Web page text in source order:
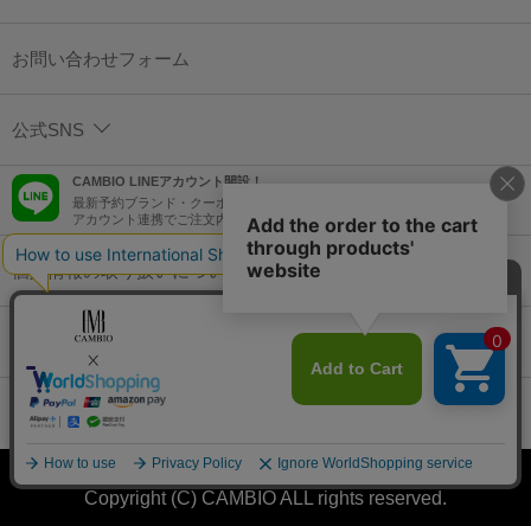
お問い合わせフォーム
公式SNS
CAMBIO LINEアカウント開設！
最新予約ブランド・クーポン情報などを配信！
アカウント連携でご注文内容をLINEでも確認可能！
個人情報の取り扱いについて
特定商取引法に基づく表示
コーポレートサイト
Copyright (C) CAMBIO ALL rights reserved.